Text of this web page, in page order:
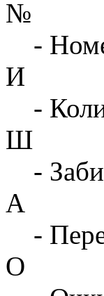
№
-
И
-
Ш
-
А
-
О